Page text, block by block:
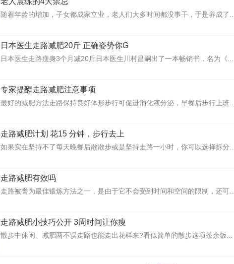
随着年龄的增加，子女都成家立业，老人们大多时间都没事干，于是养成了...
日本医生走路减肥20斤 正确姿势你G
日本医生走路瘦身3个月减20斤日本医生川村昌嗣出了一本畅销书，名为《...
专家提醒走路减肥注意事项
最好的减肥方法走路保持良好体形步行可促进消化液分泌，早餐后步行上班...
走路减肥计划 花15 分钟，步行去上
如果实在坚持不了每天晚餐后散散步或是坚持走路一小时，你可以选择拆分...
走路减肥有效吗
走路被誉为最佳锻炼方法之一，是由于它不会受到时间和空间的限制，还可...
走路减肥小技巧公开 3周时间让你瘦
散步中休闲、减肥两不误走路也能走出花样来?看似简单的散步这项茶余饭...